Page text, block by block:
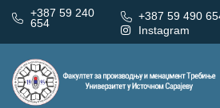
+387 59 240
654
+387 59 490
Instagram